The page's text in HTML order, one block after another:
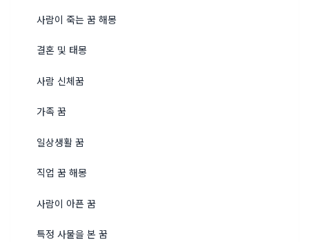
사람이 죽는 꿈 해몽
결혼 및 태몽
사람 신체꿈
가족 꿈
일상생활 꿈
직업 꿈 해몽
사람이 아픈 꿈
특정 사물을 본 꿈